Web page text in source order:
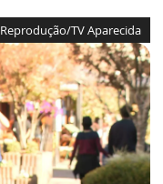
Reprodução/TV Aparecida